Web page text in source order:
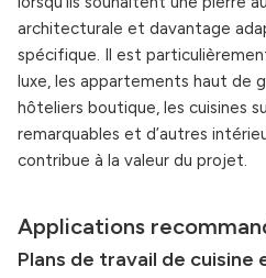
architecturale et davantage
spécifique. Il est
luxe, les appartements haut de
hôteliers boutique, les cuisines
remarquables et d’autres
contribue à la valeur du projet.
Applications
Plans de travail de